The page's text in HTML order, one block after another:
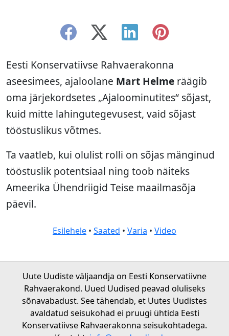
Eesti Konservatiivse Rahvaerakonna
aseesimees, ajaloolane Mart Helme räägib
oma järjekordsetes „Ajaloominutites“ sõjast,
kuid mitte lahingutegevusest, vaid sõjast
tööstuslikus võtmes.
Ta vaatleb, kui olulist rolli on sõjas mänginud
tööstuslik potentsiaal ning toob näiteks
Ameerika Ühendriigid Teise maailmasõja
päevil.
Esilehele • Saated • Varia • Video
Uute Uudiste väljaandja on Eesti Konservatiivne
Rahvaerakond. Uued Uudised peavad oluliseks
sõnavabadust. See tähendab, et Uutes Uudistes
avaldatud seisukohad ei pruugi ühtida Eesti
Konservatiivse Rahvaerakonna seisukohtadega.